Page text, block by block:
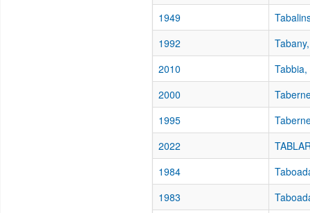
1949
1992
2010
2000
1995
2022
1984
1983